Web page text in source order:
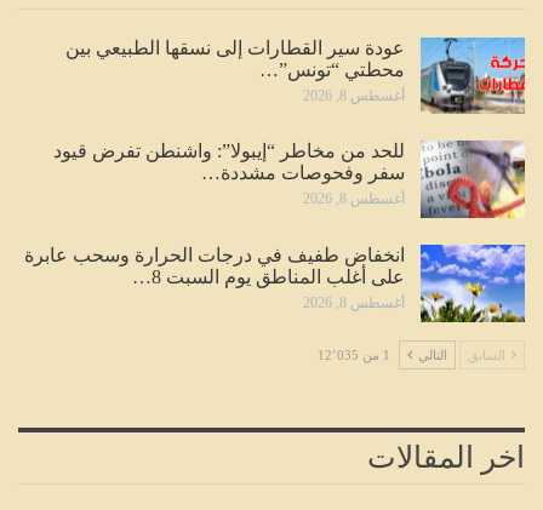
عودة سير القطارات إلى نسقها الطبيعي بين
محطتي “تونس”…
أغسطس 8, 2026
للحد من مخاطر “إيبولا”: واشنطن تفرض قيود
سفر وفحوصات مشددة…
أغسطس 8, 2026
انخفاض طفيف في درجات الحرارة وسحب عابرة
على أغلب المناطق يوم السبت 8…
أغسطس 8, 2026
السابق التالي 1 من 12٬035
اخر المقالات